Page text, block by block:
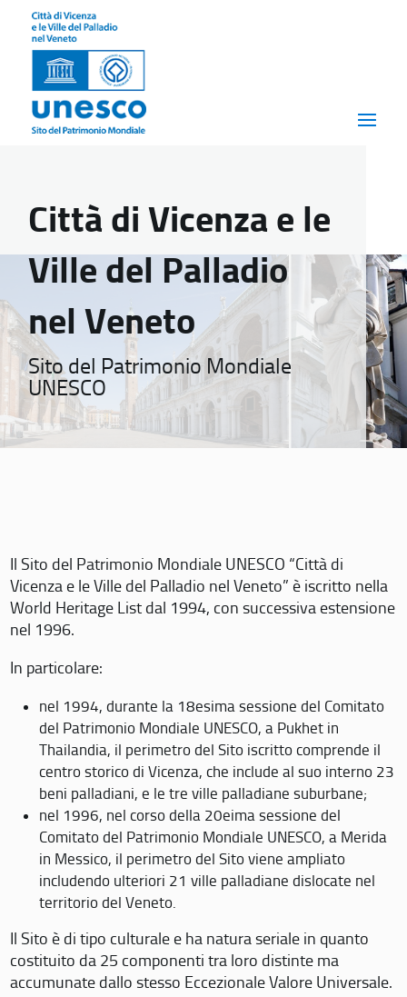
Città di Vicenza e le
Ville del Palladio
nel Veneto
Sito del Patrimonio Mondiale
UNESCO
Il Sito del Patrimonio Mondiale UNESCO “Città di
Vicenza e le Ville del Palladio nel Veneto” è iscritto nella
World Heritage List dal 1994, con successiva estensione
nel 1996.
In particolare:
nel 1994, durante la 18esima sessione del Comitato
del Patrimonio Mondiale UNESCO, a Pukhet in
Thailandia, il perimetro del Sito iscritto comprende il
centro storico di Vicenza, che include al suo interno 23
beni palladiani, e le tre ville palladiane suburbane;
nel 1996, nel corso della 20eima sessione del
Comitato del Patrimonio Mondiale UNESCO, a Merida
in Messico, il perimetro del Sito viene ampliato
includendo ulteriori 21 ville palladiane dislocate nel
territorio del Veneto.
Il Sito è di tipo culturale e ha natura seriale in quanto
costituito da 25 componenti tra loro distinte ma
accumunate dallo stesso Eccezionale Valore Universale.